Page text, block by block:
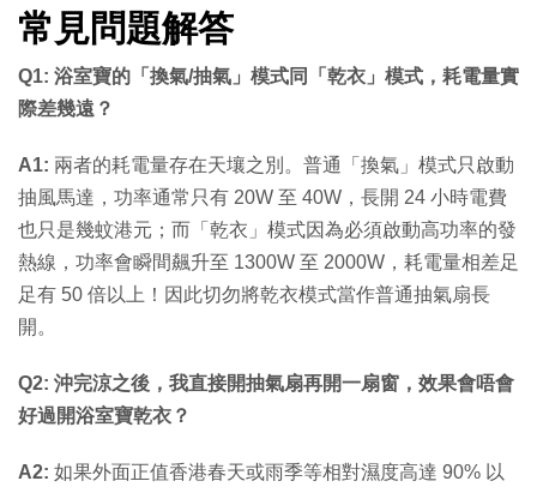
常見問題解答
Q1: 浴室寶的「換氣/抽氣」模式同「乾衣」模式，耗電量實
際差幾遠？
A1: 兩者的耗電量存在天壤之別。普通「換氣」模式只啟動
抽風馬達，功率通常只有 20W 至 40W，長開 24 小時電費
也只是幾蚊港元；而「乾衣」模式因為必須啟動高功率的發
熱線，功率會瞬間飆升至 1300W 至 2000W，耗電量相差足
足有 50 倍以上！因此切勿將乾衣模式當作普通抽氣扇長
開。
Q2: 沖完涼之後，我直接開抽氣扇再開一扇窗，效果會唔會
好過開浴室寶乾衣？
A2: 如果外面正值香港春天或雨季等相對濕度高達 90% 以